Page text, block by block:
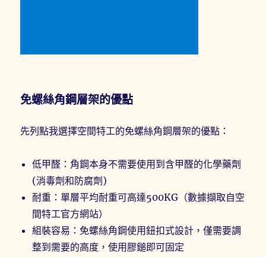
免螺絲角鋼層架的優點
先列點我選擇空間特工的免螺絲角鋼層架的優點：
低甲醛：角鋼本身不需要使用到含甲醛的化學藥劑
(消毒劑和防腐劑)
耐重：單層平均耐重可高達500KG（數據擷取自空
間特工官方網站）
組裝容易：免螺絲角鋼使用鈕扣式設計，僅需要調
整到需要的高度，使用膠鎚即可固定